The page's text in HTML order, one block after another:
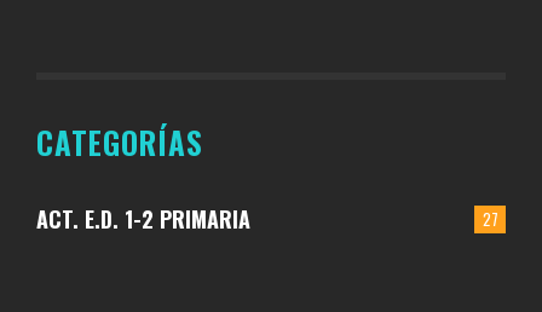
CATEGORÍAS
27
ACT. E.D. 1-2 PRIMARIA